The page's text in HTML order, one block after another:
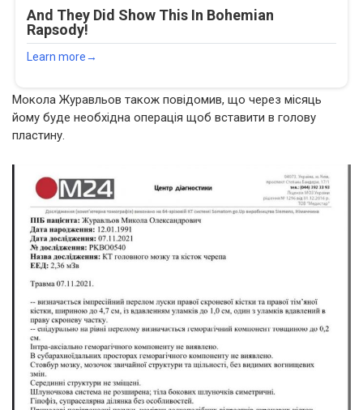
Мокола Журавльов також повідомив, що через місяць
йому буде необхідна операція щоб вставити в голову
пластину.